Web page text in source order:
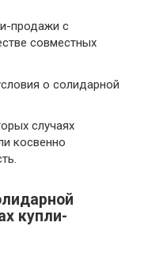
продажи с
совместных
о солидарной
случаях
косвенно
купли-